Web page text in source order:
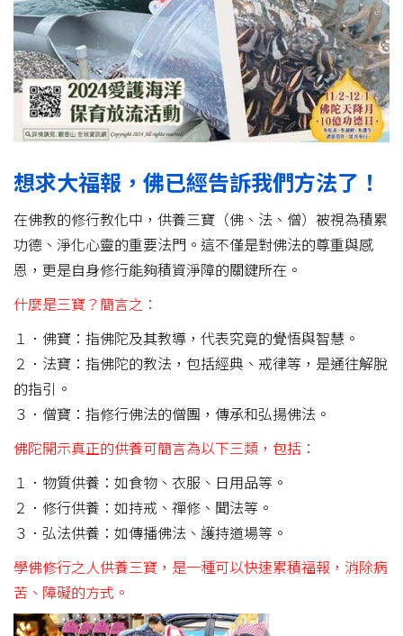
想求大福報，佛已經告訴我們方法了！
在佛教的修行教化中，供養三寶（佛、法、僧）被視為積累
功德、淨化心靈的重要法門。這不僅是對佛法的尊重與感
恩，更是自身修行能夠積資淨障的關鍵所在。
什麼是三寶？簡言之：
１．佛寶：指佛陀及其教導，代表究竟的覺悟與智慧。
２．法寶：指佛陀的教法，包括經典、戒律等，是通往解脫
的指引。
３．僧寶：指修行佛法的僧團，傳承和弘揚佛法。
佛陀開示真正的供養可簡言為以下三類，包括：
１．物質供養：如食物、衣服、日用品等。
２．修行供養：如持戒、禪修、聞法等。
３．弘法供養：如傳播佛法、護持道場等。
學佛修行之人供養三寶，是一種可以快速累積福報，消除病
苦、障礙的方式。